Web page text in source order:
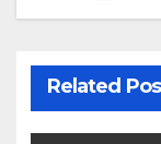
Related